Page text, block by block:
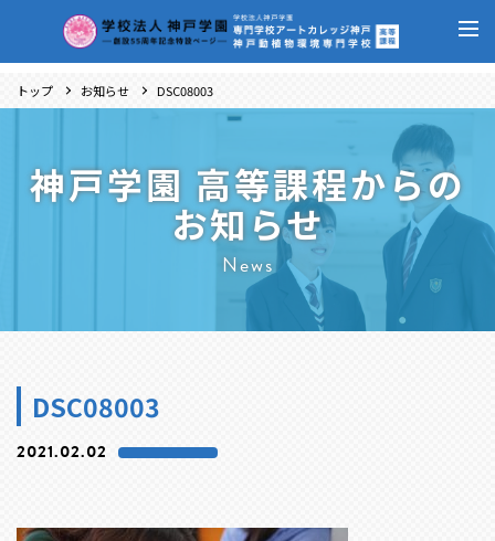
トップ お知らせ DSC08003
神戸学園 高等課程からの
お知らせ
News
DSC08003
2021.02.02